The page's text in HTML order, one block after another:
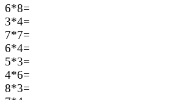
6*8=
3*4=
7*7=
6*4=
5*3=
4*6=
8*3=